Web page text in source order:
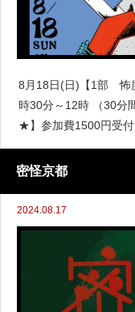
8月18日(日)【1部 怖
時30分～12時 （30
★】参加費1500円受
（1.5時間）出演：
★】
密怪京都
2024.08.17